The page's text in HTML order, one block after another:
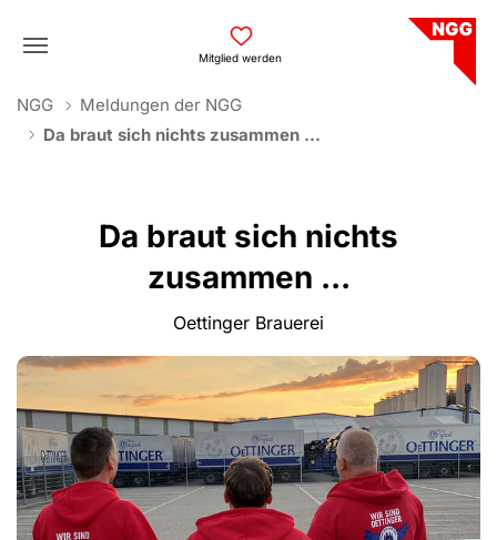
Mitglied werden
You are here:
NGG
Meldungen der NGG
Da braut sich nichts zusammen ...
Da braut sich nichts
zusammen ...
Oettinger Brauerei